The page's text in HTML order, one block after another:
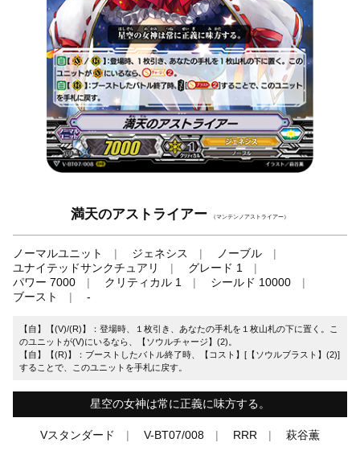
満天のアストライアー （マンテンノアストライアー）
ノーマルユニット ジェネシス
ノーブル
ユナイテッドサンクチュアリ
グレード 1
パワー 7000
クリティカル 1
シールド 10000
ブースト
-
【自】【(V)/(R)】：登場時、１枚引き、あなたの手札を１枚山札の下に置く。こ
のユニットが(V)にいるなら、【ソウルチャージ】(2)。
【自】【(R)】：ブーストしたバトル終了時、【コスト】[【ソウルブラスト】(2)]
することで、このユニットを手札に戻す。
星空の女神は常に正義に味方する。
Vスタンダード V-BT07/008 RRR 萩谷薫